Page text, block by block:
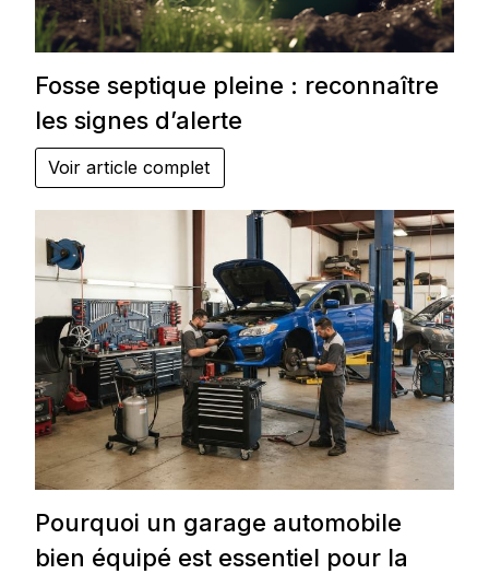
Fosse septique pleine : reconnaître
les signes d’alerte
Voir article complet
Pourquoi un garage automobile
bien équipé est essentiel pour la